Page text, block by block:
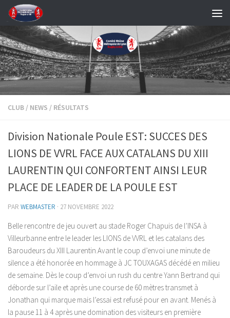
Skip to content
CLUB / NEWS / RÉSULTATS
Division Nationale Poule EST: SUCCES DES
LIONS DE VVRL FACE AUX CATALANS DU XIII
LAURENTIN QUI CONFORTENT AINSI LEUR
PLACE DE LEADER DE LA POULE EST
PAR WEBMASTER · 27 NOVEMBRE 2022
Belle rencontre de jeu ouvert au stade Roger Chapuis de l’INSA à
Villeurbanne entre le leader les LIONS de VVRL et les catalans des
Baroudeurs du XIII Laurentin.Avant le coup d’envoi une minute de
silence a été honorée en hommage à JC TOUXAGAS décédé en milieu
de semaine. Dès le coup d’envoi un rush du centre Yann Bertrand qui
déborde sur l’aile et après une course de 60 mètres transmet à
Jonathan qui marque mais l’essai est refusé pour en avant. Menés à
la pause 11 à 4 après une domination des visiteurs en première